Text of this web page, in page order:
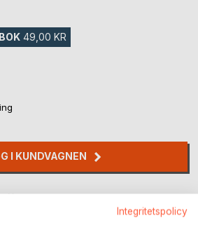
49,00 KR
I KUNDVAGNEN
Integritetspolicy